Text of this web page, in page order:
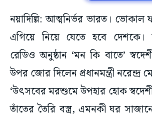
নয়াদিল্লি: আত্মনির্ভর ভারত। ভোকাল
এগিয়ে নিয়ে যেতে হবে দেশকে।
রেডিও অনুষ্ঠান ‘মন কি বাতে’
উপর জোর দিলেন প্রধানমন্ত্রী নরেন্দ্র
‘উৎসবের মরশুমে উপহার হোক
তাঁতের তৈরি বস্ত্র, এমনকী ঘর